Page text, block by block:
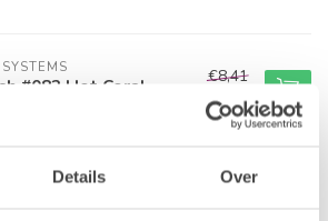
Details Over
#082 Hot Coral
€8,41
€6,73
#001 A'dam
€8,41